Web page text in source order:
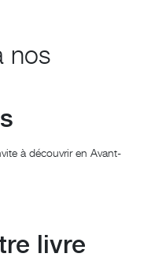
nos
à découvrir en Avant-
livre